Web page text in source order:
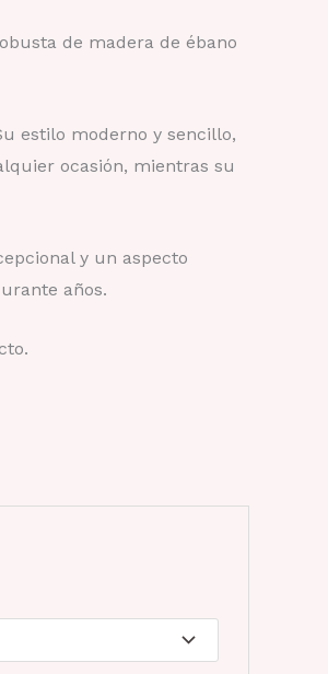
de madera de ébano
estilo moderno y sencillo,
ocasión, mientras su
y un aspecto
años.